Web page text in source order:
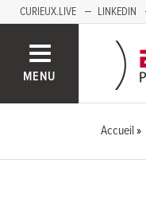
CURIEUX.LIVE LINKEDIN
MENU
Accueil